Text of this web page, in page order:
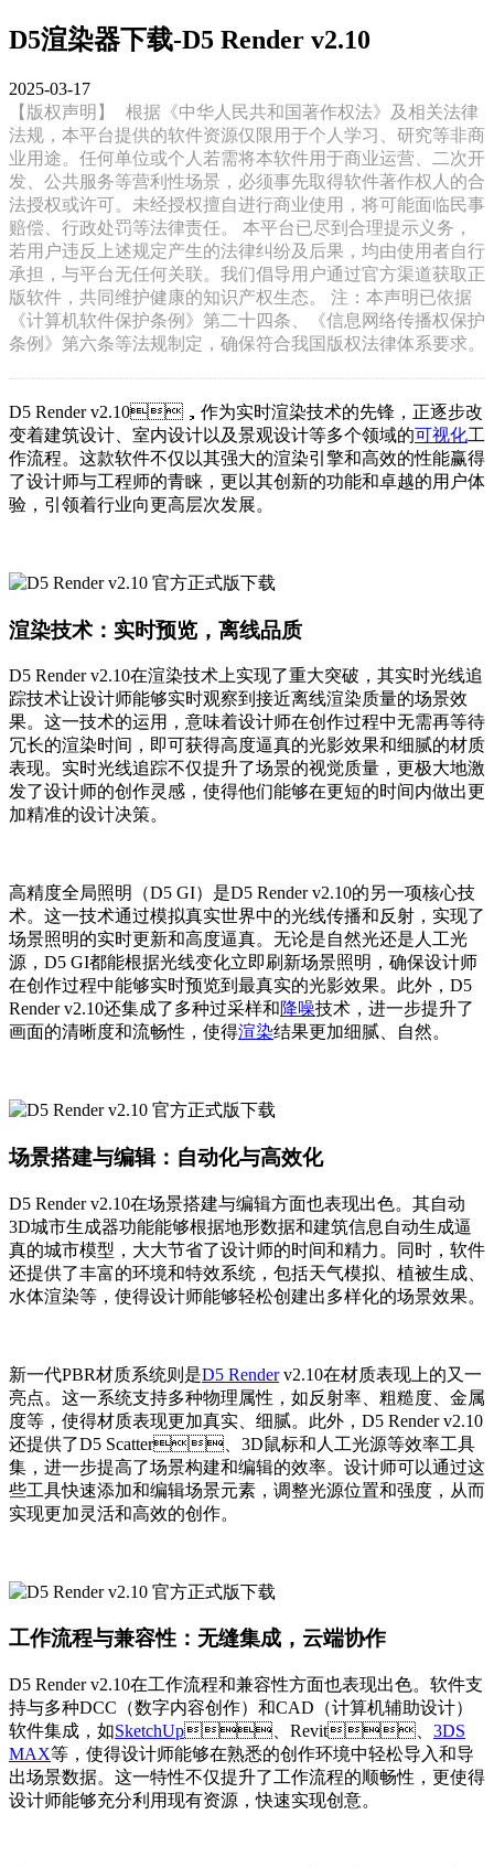
D5渲染器下载-D5 Render v2.10
2025-03-17
【版权声明】
根据《中华人民共和国著作权法》及相关法律
法规，本平台提供的软件资源仅限用于个人学习、研究等非商
业用途。任何单位或个人若需将本软件用于商业运营、二次开
发、公共服务等营利性场景，必须事先取得软件著作权人的合
法授权或许可。未经授权擅自进行商业使用，将可能面临民事
赔偿、行政处罚等法律责任。 本平台已尽到合理提示义务，
若用户违反上述规定产生的法律纠纷及后果，均由使用者自行
承担，与平台无任何关联。我们倡导用户通过官方渠道获取正
版软件，共同维护健康的知识产权生态。 注：本声明已依据
《计算机软件保护条例》第二十四条、《信息网络传播权保护
条例》第六条等法规制定，确保符合我国版权法律体系要求。
D5 Render v2.10，作为实时渲染技术的先锋，正逐步改
变着建筑设计、室内设计以及景观设计等多个领域的可视化工
作流程。这款软件不仅以其强大的渲染引擎和高效的性能赢得
了设计师与工程师的青睐，更以其创新的功能和卓越的用户体
验，引领着行业向更高层次发展。
渲染技术：实时预览，离线品质
D5 Render v2.10在渲染技术上实现了重大突破，其实时光线追
踪技术让设计师能够实时观察到接近离线渲染质量的场景效
果。这一技术的运用，意味着设计师在创作过程中无需再等待
冗长的渲染时间，即可获得高度逼真的光影效果和细腻的材质
表现。实时光线追踪不仅提升了场景的视觉质量，更极大地激
发了设计师的创作灵感，使得他们能够在更短的时间内做出更
加精准的设计决策。
高精度全局照明（D5 GI）是D5 Render v2.10的另一项核心技
术。这一技术通过模拟真实世界中的光线传播和反射，实现了
场景照明的实时更新和高度逼真。无论是自然光还是人工光
源，D5 GI都能根据光线变化立即刷新场景照明，确保设计师
在创作过程中能够实时预览到最真实的光影效果。此外，D5
Render v2.10还集成了多种过采样和降噪技术，进一步提升了
画面的清晰度和流畅性，使得渲染结果更加细腻、自然。
场景搭建与编辑：自动化与高效化
D5 Render v2.10在场景搭建与编辑方面也表现出色。其自动
3D城市生成器功能能够根据地形数据和建筑信息自动生成逼
真的城市模型，大大节省了设计师的时间和精力。同时，软件
还提供了丰富的环境和特效系统，包括天气模拟、植被生成、
水体渲染等，使得设计师能够轻松创建出多样化的场景效果。
新一代PBR材质系统则是D5 Renderv2.10在材质表现上的又一
亮点。这一系统支持多种物理属性，如反射率、粗糙度、金属
度等，使得材质表现更加真实、细腻。此外，D5 Render v2.10
还提供了D5 Scatter、3D鼠标和人工光源等效率工具
集，进一步提高了场景构建和编辑的效率。设计师可以通过这
些工具快速添加和编辑场景元素，调整光源位置和强度，从而
实现更加灵活和高效的创作。
工作流程与兼容性：无缝集成，云端协作
D5 Render v2.10在工作流程和兼容性方面也表现出色。软件支
持与多种DCC（数字内容创作）和CAD（计算机辅助设计）
软件集成，如SketchUp、Revit、 3DS
MAX等，使得设计师能够在熟悉的创作环境中轻松导入和导
出场景数据。这一特性不仅提升了工作流程的顺畅性，更使得
设计师能够充分利用现有资源，快速实现创意。